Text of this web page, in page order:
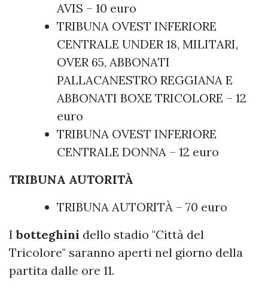
AVIS – 10 euro
TRIBUNA OVEST INFERIORE
CENTRALE UNDER 18, MILITARI,
OVER 65, ABBONATI
PALLACANESTRO REGGIANA E
ABBONATI BOXE TRICOLORE – 12
euro
TRIBUNA OVEST INFERIORE
CENTRALE DONNA – 12 euro
TRIBUNA AUTORITÀ
TRIBUNA AUTORITÀ – 70 euro
Ibotteghini dello stadio "Città del
Tricolore" saranno aperti nel giorno della
partita dalle ore 11.